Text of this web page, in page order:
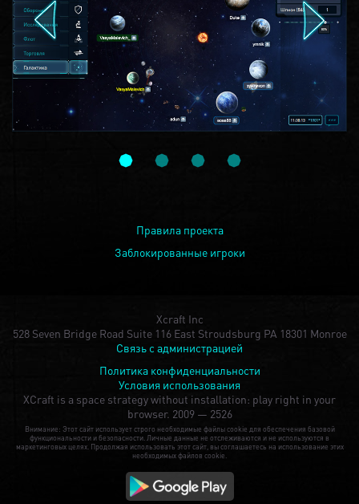
Правила проекта
Заблокированные игроки
Xcraft Inc
528 Seven Bridge Road Suite 116 East Stroudsburg PA 18301 Monroe
Связь с администрацией
Политика конфиденциальности
Условия использования
XCraft is a space strategy without installation: play right in your
browser. 2009 — 2526
Внимание: Этот сайт использует строго необходимые файлы cookie для обеспечения базовой
функциональности и безопасности. Личные данные не отслеживаются и не используются в
маркетинговых целях. Продолжая использовать этот сайт, вы соглашаетесь на использование этих
необходимых файлов cookie.